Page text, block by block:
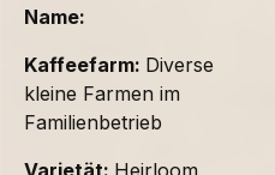
Name:
Kaffeefarm: Diverse
kleine Farmen im
Familienbetrieb
Varietät: Heirloom